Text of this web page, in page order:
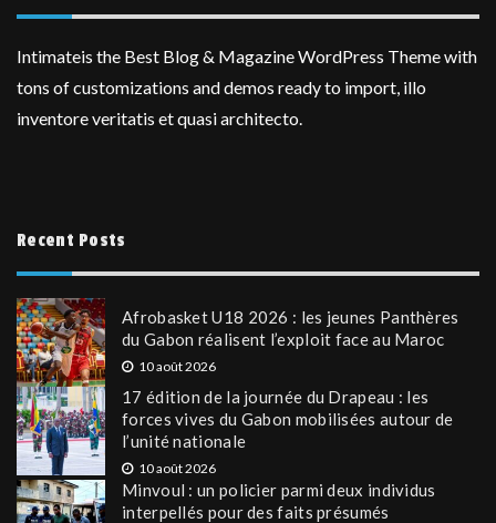
Intimateis the Best Blog & Magazine WordPress Theme with
tons of customizations and demos ready to import, illo
inventore veritatis et quasi architecto.
Recent Posts
Afrobasket U18 2026 : les jeunes Panthères
du Gabon réalisent l’exploit face au Maroc
10 août 2026
17 édition de la journée du Drapeau : les
forces vives du Gabon mobilisées autour de
l’unité nationale
10 août 2026
Minvoul : un policier parmi deux individus
interpellés pour des faits présumés